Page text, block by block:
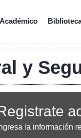
Académico
y
la información